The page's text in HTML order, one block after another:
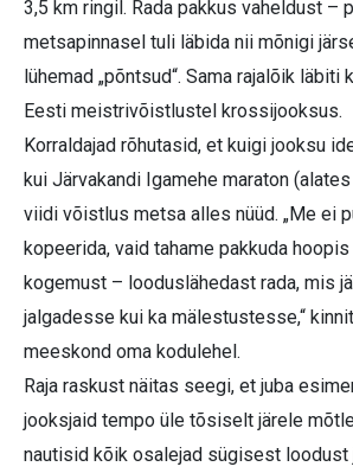
3,5 km ringil. Rada pakkus vaheldust –
metsapinnasel tuli läbida nii mõnigi
lühemad „põntsud“. Sama rajalõik läbiti
Eesti meistrivõistlustel krossijooksus.
Korraldajad rõhutasid, et kuigi jooksu
kui Järvakandi Igamehe maraton
viidi võistlus metsa alles nüüd. „Me ei
kopeerida, vaid tahame pakkuda
kogemust – looduslähedast rada, mis
jalgadesse kui ka mälestustesse,“
meeskond oma kodulehel.
Raja raskust näitas seegi, et juba
jooksjaid tempo üle tõsiselt järele
nautisid kõik osalejad sügisest loodust